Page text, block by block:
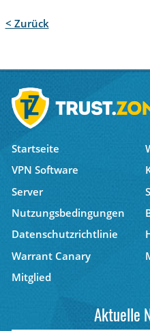
< Zurück
Startseite
VPN Software
Server
Nutzungsbedingungen
Datenschutzrichtlinie
Warrant Canary
Mitglied
Aktuelle